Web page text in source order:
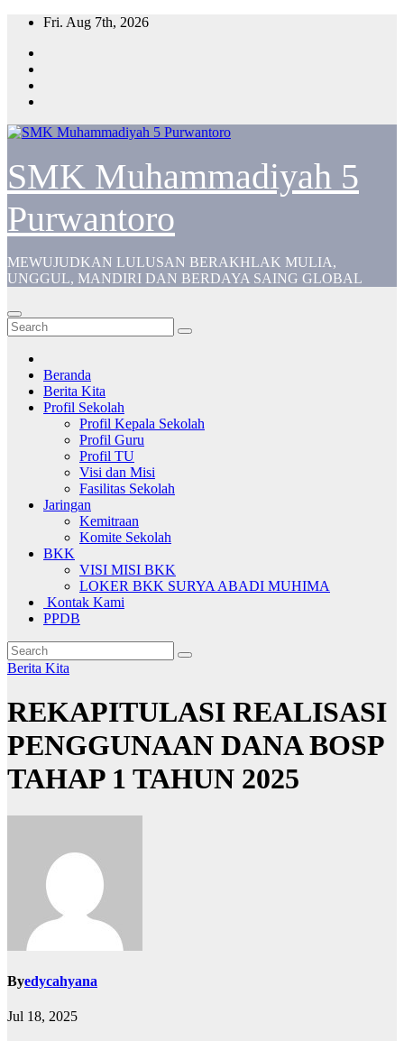
Skip
content
Fri. Aug 7th, 2026
SMK Muhammadiyah 5
Purwantoro
MEWUJUDKAN LULUSAN BERAKHLAK MULIA,
UNGGUL, MANDIRI DAN BERDAYA SAING GLOBAL
Beranda
Berita Kita
Profil Sekolah
Profil Kepala Sekolah
Profil Guru
Profil TU
Visi dan Misi
Fasilitas Sekolah
Jaringan
Kemitraan
Komite Sekolah
BKK
VISI MISI BKK
LOKER BKK SURYA ABADI MUHIMA
Kontak Kami
PPDB
Berita Kita
REKAPITULASI REALISASI
PENGGUNAAN DANA BOSP
TAHAP 1 TAHUN 2025
Byedycahyana
Jul 18, 2025